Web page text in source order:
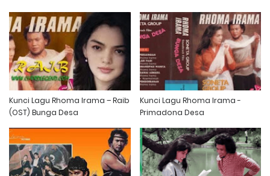
Kunci Lagu Rhoma Irama – Raib
(OST) Bunga Desa
Kunci Lagu Rhoma Irama -
Primadona Desa